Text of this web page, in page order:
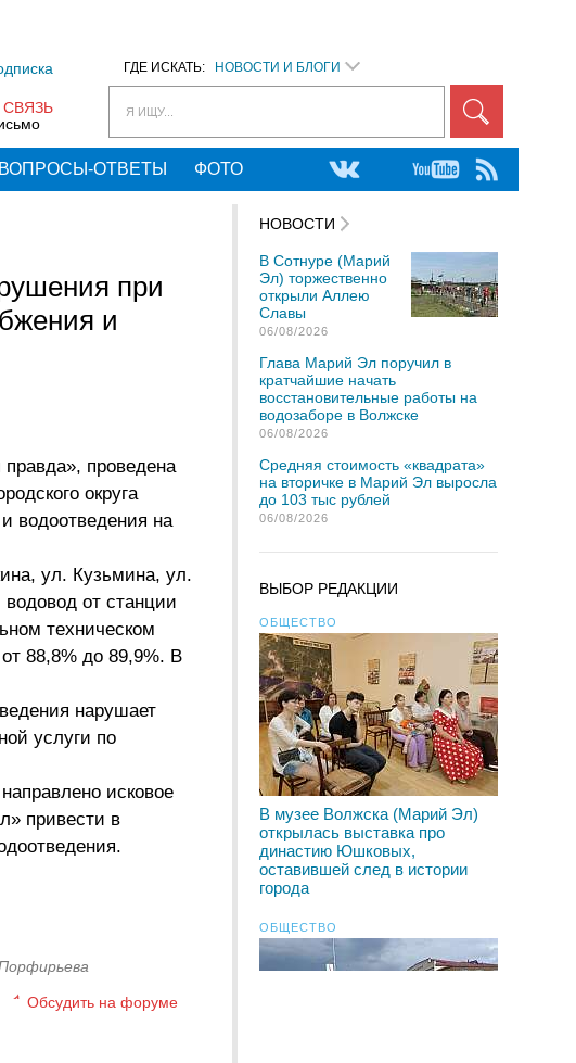
ГДЕ ИСКАТЬ: НОВОСТИ И БЛОГИ
Я ИЩУ...
ВОПРОСЫ-ОТВЕТЫ ФОТО
при
и
проведена
округа
водоотведения на
ул. Кузьмина, ул.
от станции
техническом
88,8% до 89,9%. В
нарушает
услуги по
исковое
привести в
Обсудить на форуме
НОВОСТИ
В Сотнуре (Марий
Эл) торжественно
открыли Аллею
Славы
06/08/2026
Глава Марий Эл поручил в
кратчайшие начать
восстановительные работы на
водозаборе в Волжске
06/08/2026
Средняя стоимость «квадрата»
на вторичке в Марий Эл выросла
до 103 тыс рублей
06/08/2026
ВЫБОР РЕДАКЦИИ
ОБЩЕСТВО
В музее Волжска (Марий Эл)
открылась выставка про
династию Юшковых,
оставившей след в истории
города
ОБЩЕСТВО